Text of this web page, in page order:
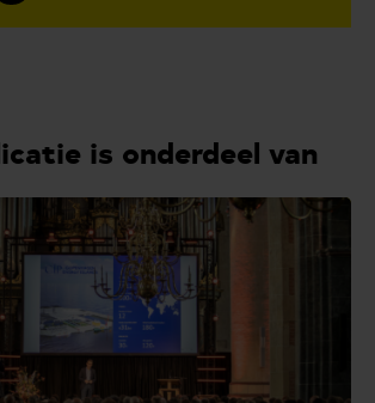
is onderdeel van